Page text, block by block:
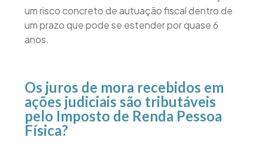
um risco concreto de autuação fiscal dentro de
um prazo que pode se estender por quase 6
anos.
Os juros de mora recebidos em
ações judiciais são tributáveis
pelo Imposto de Renda Pessoa
Física?